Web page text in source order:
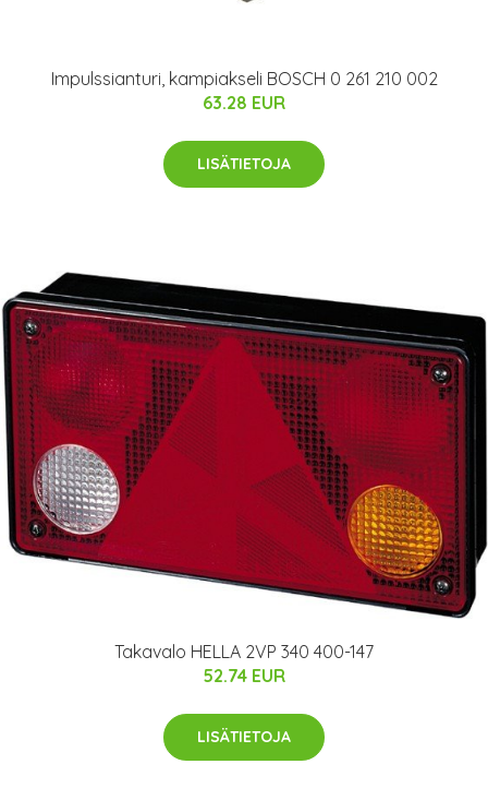
Impulssianturi, kampiakseli BOSCH 0 261 210 002
63.28 EUR
LISÄTIETOJA
Takavalo HELLA 2VP 340 400-147
52.74 EUR
LISÄTIETOJA